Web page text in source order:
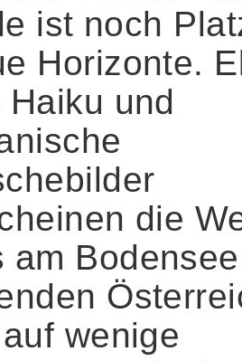
ist noch
Horizonte.
Haiku und
die
am Bodensee
wenige